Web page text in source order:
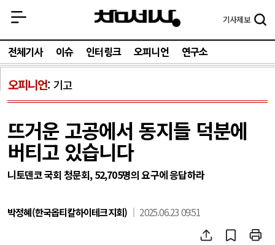
기사제보
전체기사 이슈 인터링크 오피니언 연구소
오피니언 기고
뜨거운 고공에서 동지들 덕분에
버티고 있습니다
니토덴코 국회 청문회, 52,705명의 요구에 응답하라
박정혜(한국옵티칼하이테크지회) 2025.06.23 09:51